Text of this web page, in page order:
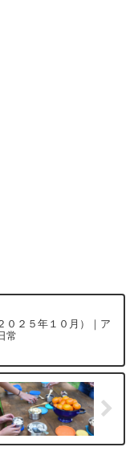
０２５年１０月）｜ア
常